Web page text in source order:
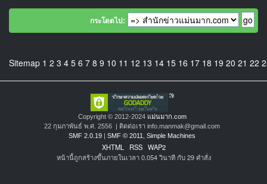
กระโดดไป:
Sitemap 1 2 3 4 5 6 7 8 9 10 11 12 13 14 15 16 17 18 19 20 21 22
Copyright © 2012-2024 แม่นมาก.com
22 กุมภาพันธ์ พ.ศ. 2556 | ติดต่อเรา info.manmak@gmail.com
SMF 2.0.19
SMF © 2011 Simple Machines
XHTML RSS WAP2
หน้านี้ถูกสร้างขึ้นภายในเวลา 0.054 วินาที กับ 29 คำสั่ง